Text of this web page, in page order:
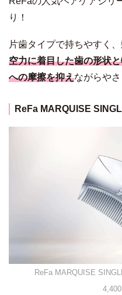
り！
片歯タイプで持ちやすく
空力に着目した歯の形状
への摩擦を抑えながらや
ReFa MARQUISE
ReFa MARQUISE
4,400